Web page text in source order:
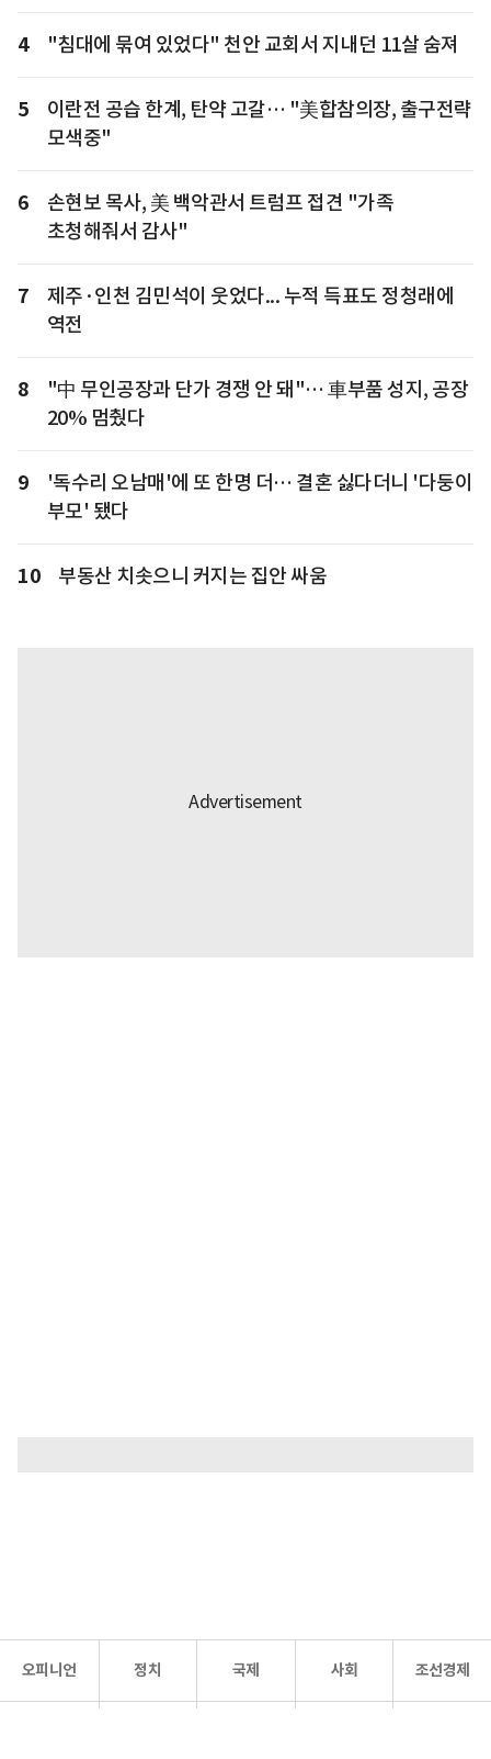
4 "침대에 묶여 있었다" 천안 교회서 지내던 11살 숨져
5
이란전 공습 한계, 탄약 고갈… "美합참의장, 출구전략
모색중"
6
손현보 목사, 美 백악관서 트럼프 접견 "가족
초청해줘서 감사"
7
제주·인천 김민석이 웃었다... 누적 득표도 정청래에
역전
8
"中 무인공장과 단가 경쟁 안 돼"… 車부품 성지, 공장
20% 멈췄다
9
'독수리 오남매'에 또 한명 더… 결혼 싫다더니 '다둥이
부모' 됐다
10 부동산 치솟으니 커지는 집안 싸움
오피니언 정치 국제 사회 조선경제